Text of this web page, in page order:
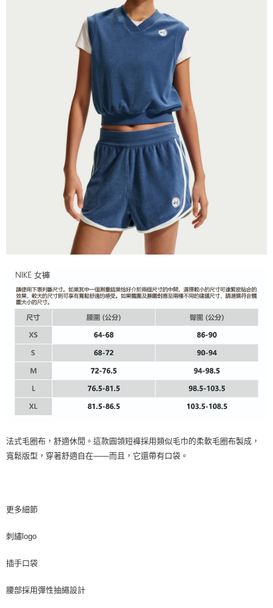
法式毛圈布，舒適休閒。這款圓領短褲採用類似毛巾的柔軟毛圈布製成，
寬鬆版型，穿著舒適自在——而且，它還帶有口袋。
更多細節
刺繡logo
插手口袋
腰部採用彈性抽繩設計